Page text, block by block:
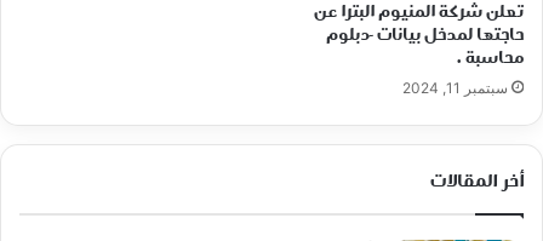
تعلن شركة المنيوم البترا عن
حاجتها لمدخل بيانات -دبلوم
محاسبة .
سبتمبر 11, 2024
أخر المقالات